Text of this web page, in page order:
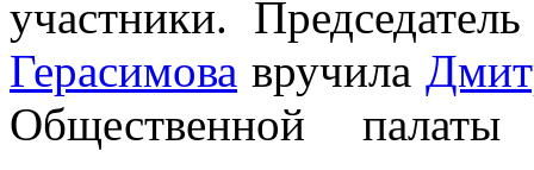
участники.
Герасимова вручила
Общественной